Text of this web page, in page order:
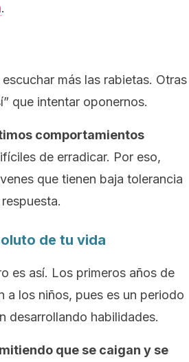
.
más las rabietas. Otras
que intentar oponernos.
comportamientos
de erradicar. Por eso,
que tienen baja tolerancia
de tu vida
es así. Los primeros años de
a los niños, pues es un periodo
desarrollando habilidades.
que se caigan y se